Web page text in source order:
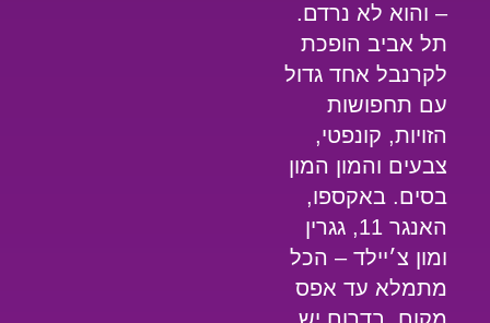
– והוא לא נרדם.
תל אביב הופכת
לקרנבל אחד גדול
עם תחפושות
הזויות, קונפטי,
צבעים והמון המון
בסים. באקספו,
האנגר 11, גגרין
ומון צ׳יילד – הכל
מתמלא עד אפס